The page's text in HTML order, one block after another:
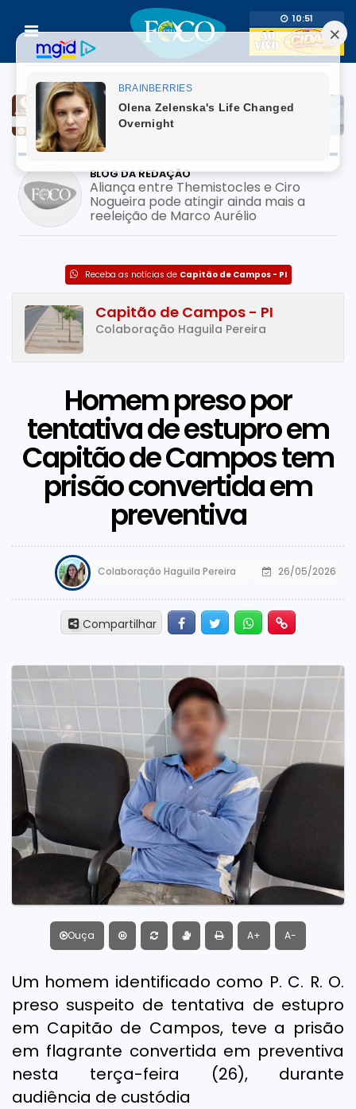
10:51
BLOG DA REDAÇÃO
Aliança entre Themistocles e Ciro
Nogueira pode atingir ainda mais a
reeleição de Marco Aurélio
Receba as notícias de Capitão de Campos - PI
Capitão de Campos - PI
Colaboração Haguila Pereira
Homem preso por
tentativa de estupro em
Capitão de Campos tem
prisão convertida em
preventiva
Colaboração Haguila Pereira 26/05/2026
Compartilhar FacebookTwitter Whatsapp
Ouça A+ A-
Um homem identificado como P. C. R. O.
preso suspeito de tentativa de estupro
em Capitão de Campos, teve a prisão
em flagrante convertida em preventiva
nesta terça-feira (26), durante
audiência de custódia